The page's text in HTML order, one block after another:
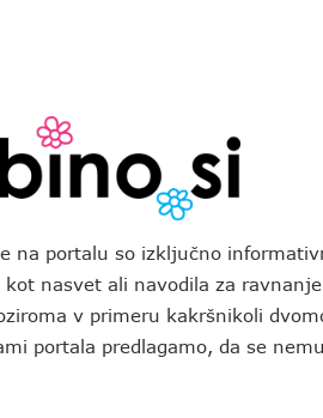
na portalu so izključno
nasvet ali navodila za
v primeru kakršnikoli
portala predlagamo, da se